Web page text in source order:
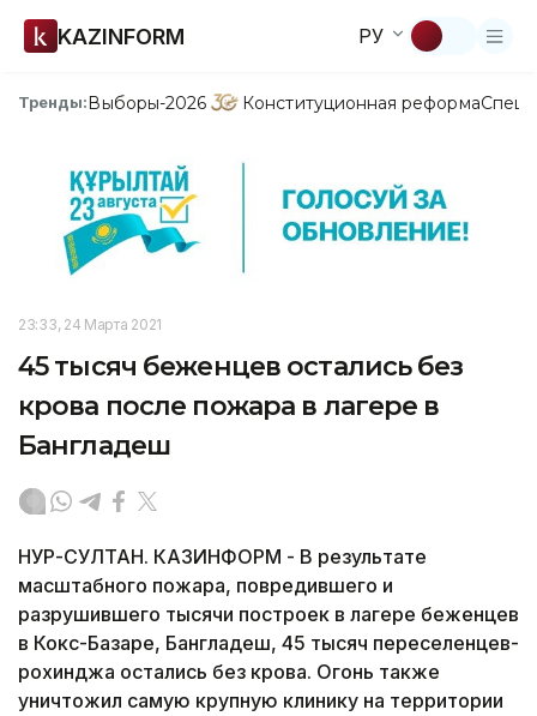
KAZINFORM РУ
Тренды:Выборы-2026 Конституционная реформа
23:33, 24 Марта 2021
45 тысяч беженцев остались без
крова после пожара в лагере в
Бангладеш
НУР-СУЛТАН. КАЗИНФОРМ - В результате
масштабного пожара, повредившего и
разрушившего тысячи построек в лагере беженцев
в Кокс-Базаре, Бангладеш, 45 тысяч переселенцев-
рохинджа остались без крова. Огонь также
уничтожил самую крупную клинику на территории